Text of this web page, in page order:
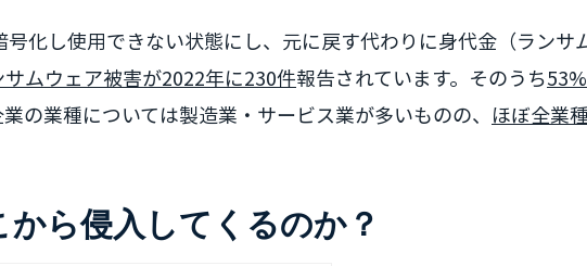
化し使用できない状態にし、元に戻す代わりに身代金（ランサ
サムウェア被害が2022年に230件報告されています。そのうち
の業種については製造業・サービス業が多いものの、 ほぼ全業
ら侵入してくるのか？